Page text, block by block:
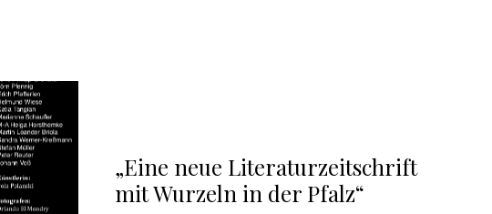
„Eine neue Literaturzeitschrift
mit Wurzeln in der Pfalz“